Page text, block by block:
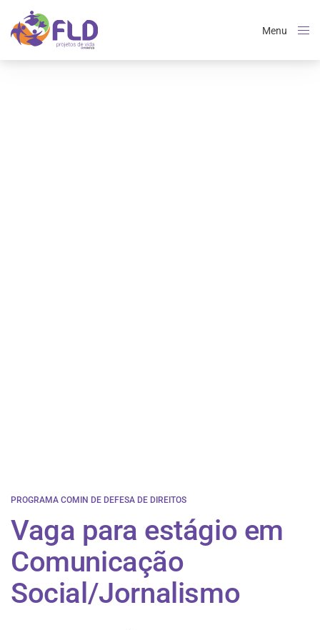
Menu
PROGRAMA COMIN DE DEFESA DE DIREITOS
Vaga para estágio em
Comunicação
Social/Jornalismo